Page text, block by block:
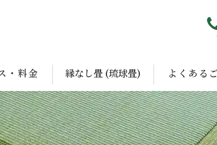
・料金 縁なし畳 (琉球畳) よくある